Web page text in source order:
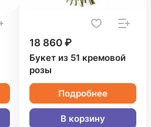
18 860 ₽
Букет из 51 кремовой
розы
Подробнее
В корзину